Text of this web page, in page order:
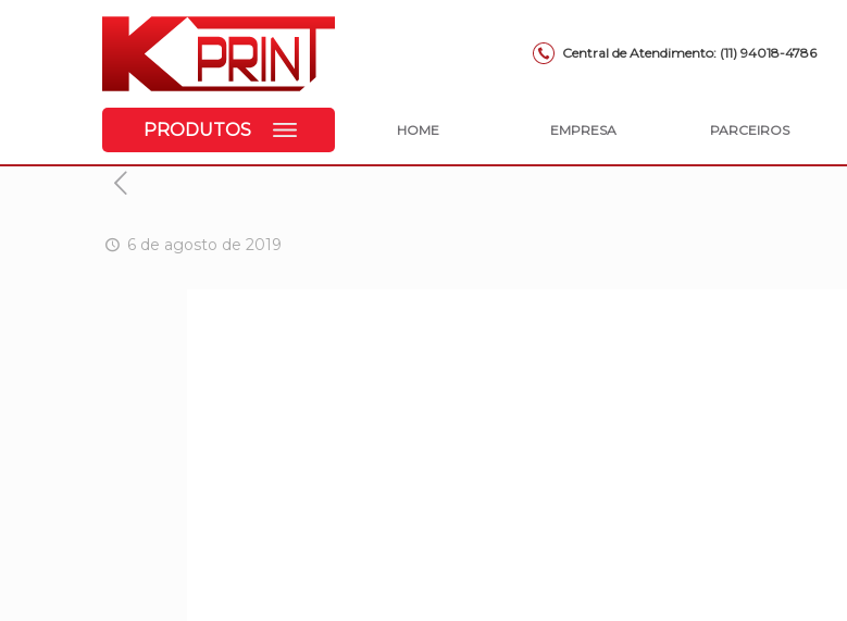
Central de Atendimento: (11) 94018-4786
PRODUTOS HOME EMPRESA PARCEIROS
6 de agosto de 2019